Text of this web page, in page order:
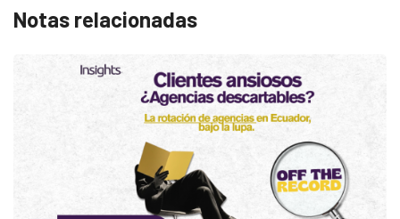
Notas relacionadas